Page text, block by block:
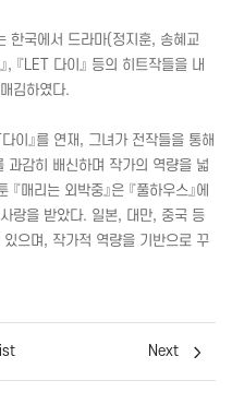
한국에서 드라마(정지훈, 송혜교
, 『LET
다이』 등의 히트작들을 내
김하였다.
다이』를 연재, 그녀가 전작들을 통해
과감히 배신하며 작가의 역량을 넓
매리는 외박중』은 『풀하우스』에
랑을 받았다. 일본, 대만, 중국 등
으며, 작가적 역량을 기반으로 꾸
Next